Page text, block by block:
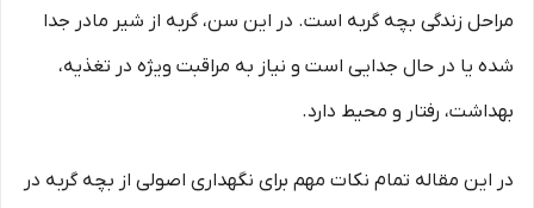
مراحل زندگی بچه گربه است. در این سن، گربه از شیر مادر جدا
شده یا در حال جدایی است و نیاز به مراقبت ویژه در تغذیه،
بهداشت، رفتار و محیط دارد.
در این مقاله تمام نکات مهم برای نگهداری اصولی از بچه گربه در